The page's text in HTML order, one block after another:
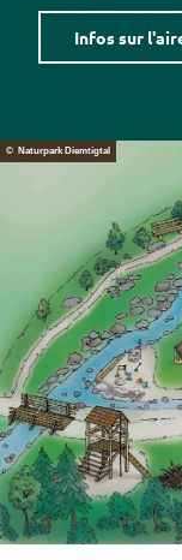
Infos sur
© Naturpark Diemtigtal